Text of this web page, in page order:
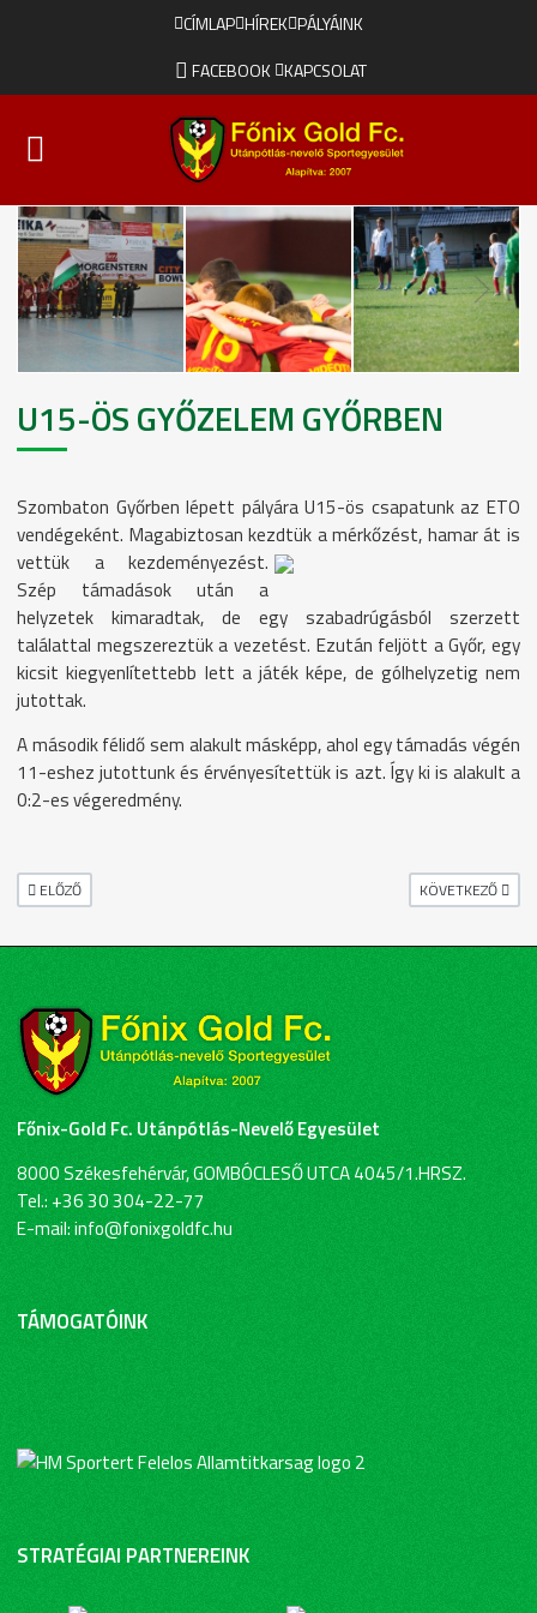
CÍMLAP HÍREK PÁLYÁINK
FACEBOOK KAPCSOLAT
U15-ÖS GYŐZELEM GYŐRBEN
Szombaton Győrben lépett pályára U15-ös csapatunk az ETO
vendégeként. Magabiztosan kezdtük a mérkőzést, hamar át is
vettük a kezdeményezést.
Szép támadások után a
helyzetek kimaradtak, de egy szabadrúgásból szerzett
találattal megszereztük a vezetést. Ezután feljött a Győr, egy
kicsit kiegyenlítettebb lett a játék képe, de gólhelyzetig nem
jutottak.
A második félidő sem alakult másképp, ahol egy támadás végén
11-eshez jutottunk és érvényesítettük is azt. Így ki is alakult a
0:2-es végeredmény.
ELŐZŐ CIKK: TAVASZINDÍTÓ SZÖSSZENET ......
ELŐZŐ KÖVETKEZŐ
KÖVETKEZŐ
Főnix-Gold Fc. Utánpótlás-Nevelő Egyesület
8000 Székesfehérvár, GOMBÓCLESŐ UTCA 4045/1.HRSZ.
Tel.: +36 30 304-22-77
E-mail: info@fonixgoldfc.hu
TÁMOGATÓINK
STRATÉGIAI PARTNEREINK